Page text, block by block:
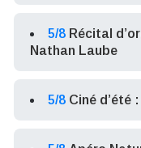
5/8 Récital
Nathan Laube
5/8 Ciné d’été